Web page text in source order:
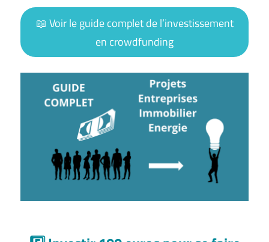
📖 Voir le guide complet de l’investissement
en crowdfunding